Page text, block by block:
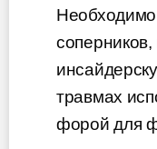
травмах
форой для